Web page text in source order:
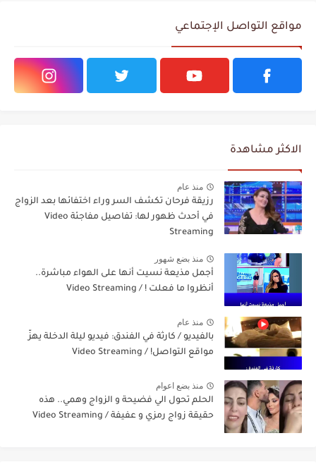
مواقع التواصل الإجتماعي
الاكثر مشاهدة
منذ عام
رزيقة فرحان تكشف السر وراء اختفائها بعد الزواج
في أحدث ظهور لها: تفاصيل مفاجئة Video
Streaming
منذ بضع شهور
أجمل مذيعة نسيت أنها على الهواء مباشرة..
أنظروا ما فعلت ! / Video Streaming
منذ عام
بالفيديو / كارثة في الفندق: فيديو ليلة الدخلة يهزّ
مواقع التواصل! / Video Streaming
منذ بضع اعوام
الحلم تحول الي فضيحة و الزواج وهمي.. هذه
حقيقة زواج رمزي و عفيفة / Video Streaming